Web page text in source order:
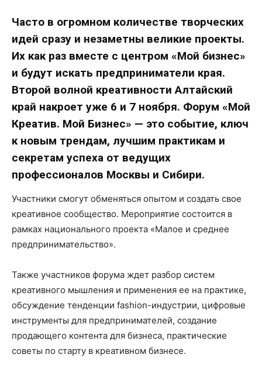
Часто в огромном количестве творческих
идей сразу и незаметны великие проекты.
Их как раз вместе с центром «Мой бизнес»
и будут искать предприниматели края.
Второй волной креативности Алтайский
край накроет уже 6 и 7 ноября. Форум «Мой
Креатив. Мой Бизнес» — это событие, ключ
к новым трендам, лучшим практикам и
секретам успеха от ведущих
профессионалов Москвы и Сибири.
Участники смогут обменяться опытом и создать свое
креативное сообщество. Мероприятие состоится в
рамках национального проекта «Малое и среднее
предпринимательство».
Также участников форума ждет разбор систем
креативного мышления и применения ее на практике,
обсуждение тенденции fashion-индустрии, цифровые
инструменты для предпринимателей, создание
продающего контента для бизнеса, практические
советы по старту в креативном бизнесе.